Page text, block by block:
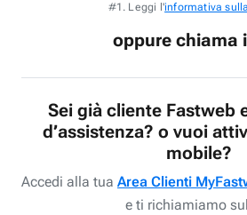
#1. Leggi l'informativa
oppure chiama
Sei già cliente Fastweb
d’assistenza? o vuoi
mobile?
Accedi alla tua Area Clienti
e ti richiamiamo